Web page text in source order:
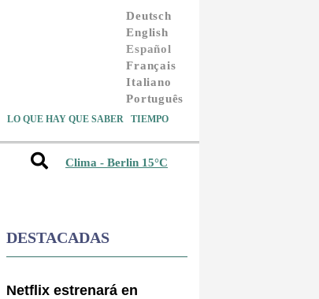
Deutsch
English
Español
Français
Italiano
Português
LO QUE HAY QUE SABER TIEMPO
Clima - Berlin 15°C
DESTACADAS
Netflix estrenará en